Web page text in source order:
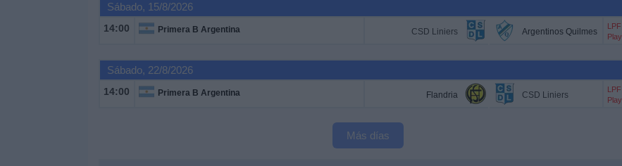
Sábado, 15/8/2026
14:00 Primera B Argentina CSD Liniers Argentinos Quilmes
LPF
Play
Sábado, 22/8/2026
14:00 Primera B Argentina Flandria CSD Liniers
LPF
Play
Más días